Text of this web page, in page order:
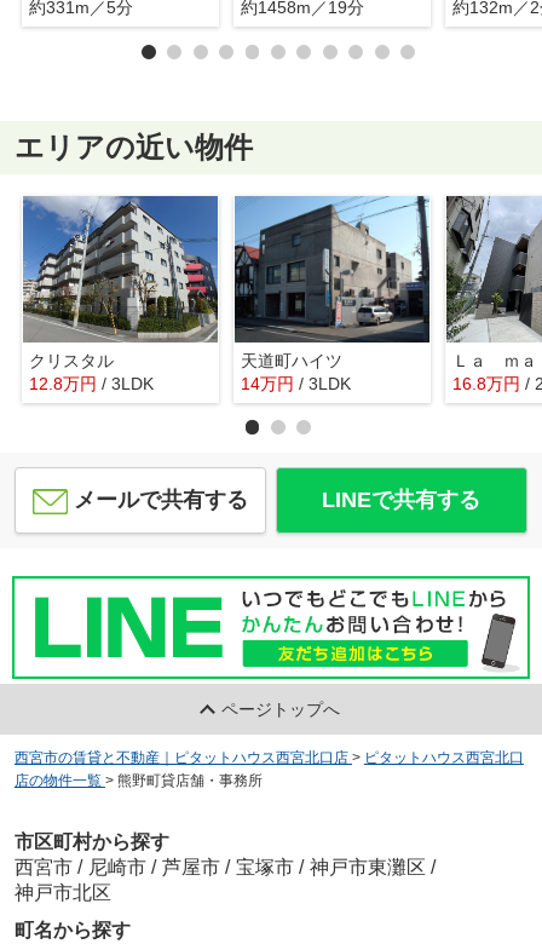
約331m／5分
約1458m／19分
約132m／
エリアの近い物件
クリスタル
12.8万円 / 3LDK
天道町ハイツ
14万円 / 3LDK 16.8万円 /
メールで共有する LINEで共有する
ページトップへ
西宮市の賃貸と不動産｜ピタットハウス西宮北口店 > ピタットハウス西宮北口
店の物件一覧 > 熊野町貸店舗・事務所
市区町村から探す
西宮市 / 尼崎市 / 芦屋市 / 宝塚市 / 神戸市東灘区 /
神戸市北区
町名から探す